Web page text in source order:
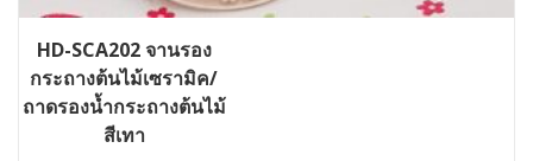
HD-SCA202 จานรอง
กระถางต้นไม้เซรามิค/
ถาดรองน้ำกระถางต้นไม้
สีเทา